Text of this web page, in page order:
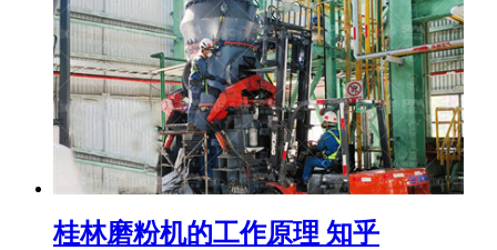
桂林磨粉机的工作原理 知乎